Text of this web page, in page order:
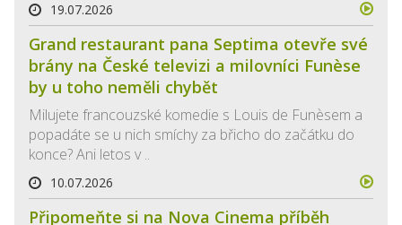
19.07.2026
Grand restaurant pana Septima otevře své
brány na České televizi a milovníci Funèse
by u toho neměli chybět
Milujete francouzské komedie s Louis de Funèsem a
popadáte se u nich smíchy za břicho do začátku do
konce? Ani letos v ..
10.07.2026
Připomeňte si na Nova Cinema příběh